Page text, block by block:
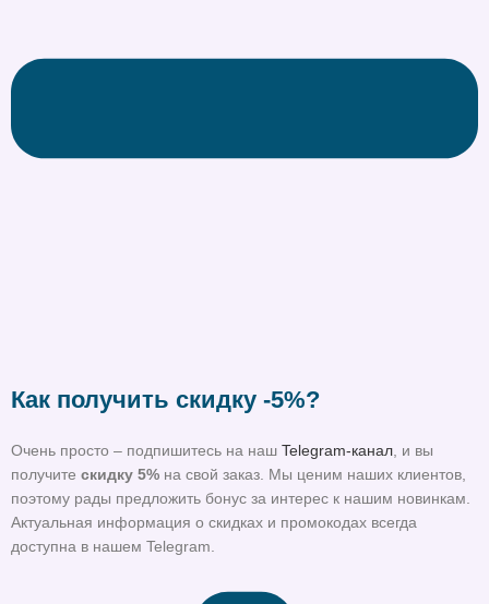
Как получить скидку -5%?
Очень просто – подпишитесь на наш Telegram-канал, и вы
получите скидку 5% на свой заказ. Мы ценим наших клиентов,
поэтому рады предложить бонус за интерес к нашим новинкам.
Актуальная информация о скидках и промокодах всегда
доступна в нашем Telegram.